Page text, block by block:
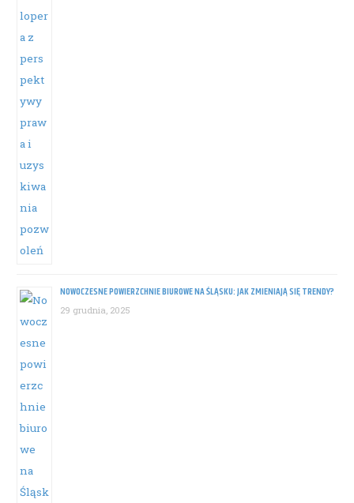
NOWOCZESNE POWIERZCHNIE BIUROWE NA ŚLĄSKU: JAK ZMIENIAJĄ SIĘ TRENDY?
29 grudnia, 2025